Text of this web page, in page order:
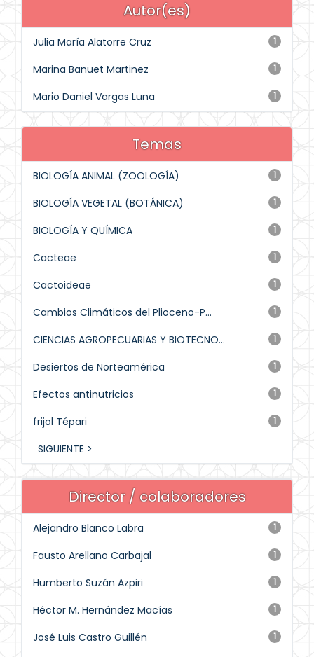
Autor(es)
1
Julia María Alatorre Cruz
1
Marina Banuet Martinez
1
Mario Daniel Vargas Luna
Temas
1
BIOLOGÍA ANIMAL (ZOOLOGÍA)
1
BIOLOGÍA VEGETAL (BOTÁNICA)
1
BIOLOGÍA Y QUÍMICA
1
Cacteae
1
Cactoideae
1
Cambios Climáticos del Plioceno-P...
1
CIENCIAS AGROPECUARIAS Y BIOTECNO...
1
Desiertos de Norteamérica
1
Efectos antinutricios
1
frijol Tépari
SIGUIENTE >
Director / colaboradores
1
Alejandro Blanco Labra
1
Fausto Arellano Carbajal
1
Humberto Suzán Azpiri
1
Héctor M. Hernández Macías
1
José Luis Castro Guillén